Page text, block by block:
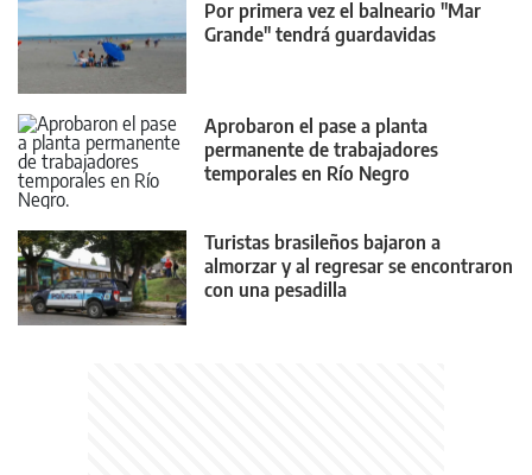
Por primera vez el balneario "Mar
Grande" tendrá guardavidas
Aprobaron el pase a planta
permanente de trabajadores
temporales en Río Negro
Turistas brasileños bajaron a
almorzar y al regresar se encontraron
con una pesadilla